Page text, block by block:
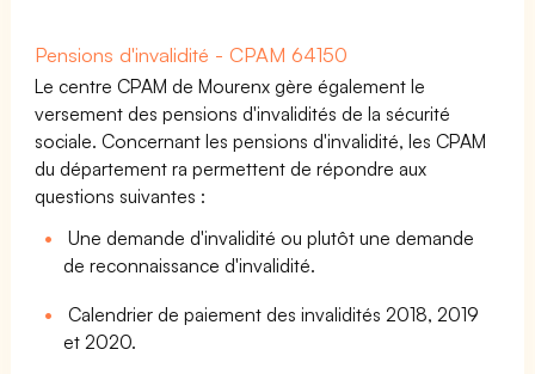
Pensions d'invalidité - CPAM 64150
Le centre CPAM de Mourenx gère également le
versement des pensions d'invalidités de la sécurité
sociale. Concernant les pensions d'invalidité, les CPAM
du département ra permettent de répondre aux
questions suivantes :
Une demande d'invalidité ou plutôt une demande
de reconnaissance d'invalidité.
Calendrier de paiement des invalidités 2018, 2019
et 2020.